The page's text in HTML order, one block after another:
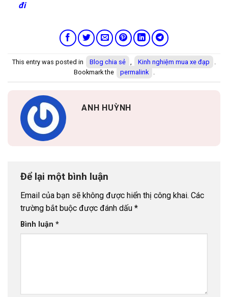
đi
This entry was posted in Blog chia sẻ Kinh nghiệm mua xe đạp
Bookmark the
permalink
ANH HUỲNH
Để lại một bình luận
Email của bạn sẽ không được hiển thị công khai. Các
trường bắt buộc được đánh dấu *
Bình luận *